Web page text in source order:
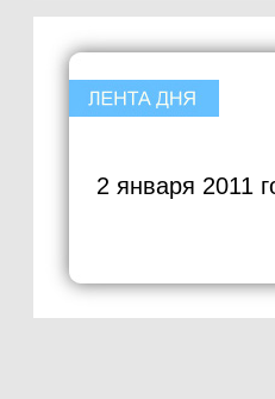
2 января 2011